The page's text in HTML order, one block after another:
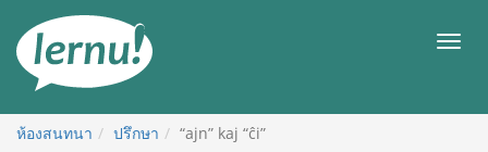
สารบัญ
เมนู
ห้องสนทนา ปรึกษา “ajn” kaj “ĉi”